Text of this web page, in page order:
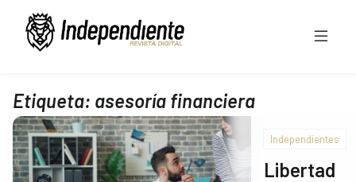
Etiqueta: asesoría financiera
Independientes
Libertad